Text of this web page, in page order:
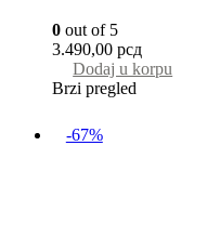
0 out of 5
3.490,00 рсд
Dodaj u korpu
Brzi pregled
-67%